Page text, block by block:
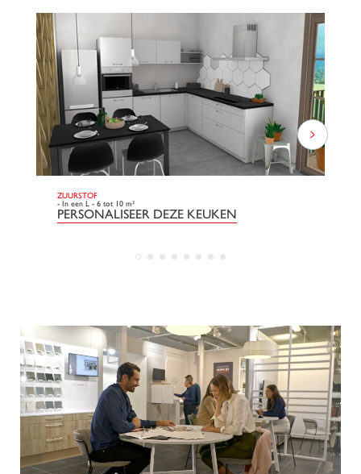
ZUURSTOF
- In een L - 6 tot 10 m²
PERSONALISEER DEZE KEUKEN